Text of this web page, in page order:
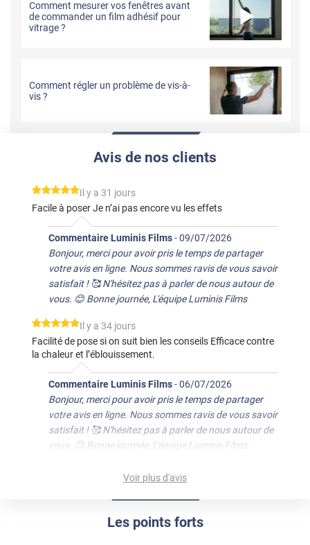
Comment mesurer vos fenêtres avant
de commander un film adhésif pour
vitrage ?
Comment régler un problème de vis-à-
vis ?
Les points forts
Avis de nos clients
*****
Il y a 31 jours
Facile à poser Je n’ai pas encore vu les effets
Commentaire Luminis Films-09/07/2026
Bonjour, merci pour avoir pris le temps de partager
votre avis en ligne. Nous sommes ravis de vous savoir
satisfait ! 🥰 N'hésitez pas à parler de nous autour de
vous. 😊 Bonne journée, L'équipe Luminis Films
*****
Il y a 34 jours
Facilité de pose si on suit bien les conseils Efficace contre
la chaleur et l’éblouissement.
Commentaire Luminis Films-06/07/2026
Bonjour, merci pour avoir pris le temps de partager
votre avis en ligne. Nous sommes ravis de vous savoir
satisfait ! 🥰 N'hésitez pas à parler de nous autour de
vous. 😊 Bonne journée, L'équipe Luminis Films
Il y a 95 jours
travail. La pose est assez simple grâce au côté
sobre et élégant sur la vitre.
Voir plus d'avis